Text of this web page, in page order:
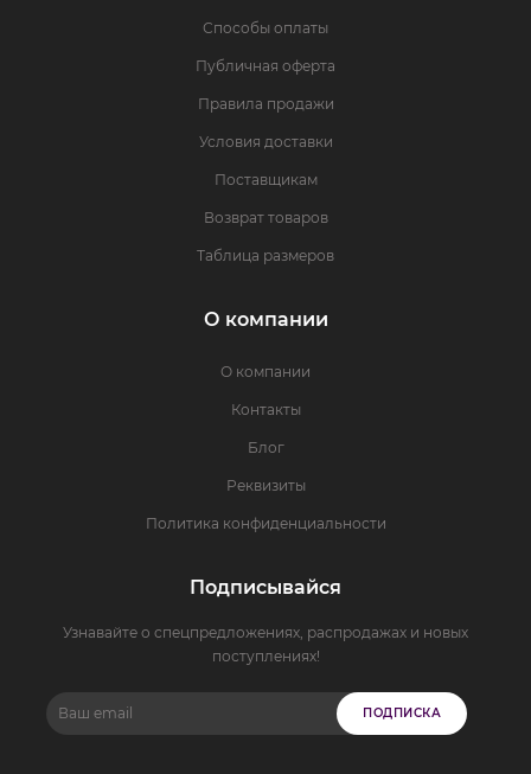
Способы оплаты
Публичная оферта
Правила продажи
Условия доставки
Поставщикам
Возврат товаров
Таблица размеров
О компании
О компании
Контакты
Блог
Реквизиты
Политика конфиденциальности
Подписывайся
Узнавайте о спецпредложениях, распродажах и новых
поступлениях!
ПОДПИСКА